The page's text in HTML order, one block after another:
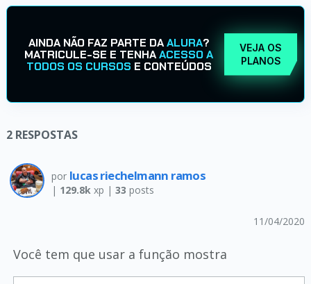
AINDA NÃO FAZ PARTE DAALURA?
MATRICULE-SE E TENHAACESSO A
TODOS OS CURSOS E CONTEÚDOS
VEJA OS
PLANOS
2 RESPOSTAS
por lucas riechelmann ramos
| 129.8kxp | 33 posts
11/04/2020
Você tem que usar a função mostra